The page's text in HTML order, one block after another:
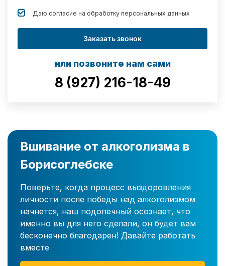
Даю согласие на обработку персональных данных
Заказать звонок
или позвоните нам сами
8 (927) 216-18-49
Вшивание от алкоголизма в
Борисоглебске
Поверьте, когда процесс выздоровления
личности после победы над алкоголизмом
начнется, наш подопечный осознает, что
именно вы для него сделали, он будет вам
бесконечно благодарен! Давайте работать
вместе